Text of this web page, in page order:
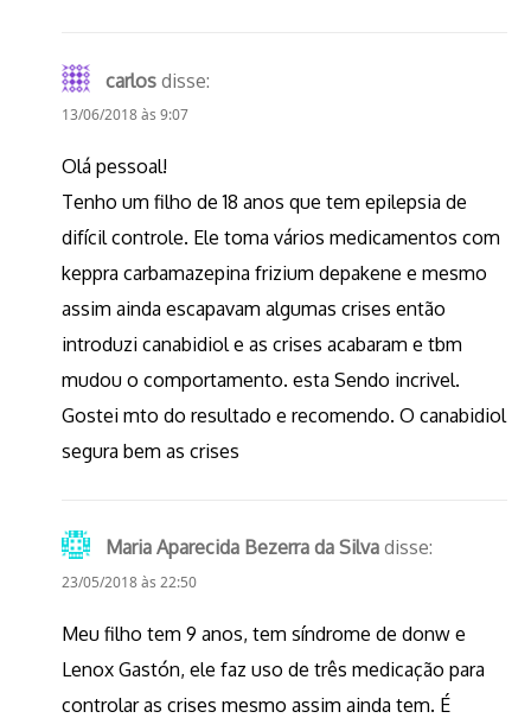
carlos disse:
13/06/2018 às 9:07
Olá pessoal!
Tenho um filho de 18 anos que tem epilepsia de
difícil controle. Ele toma vários medicamentos com
keppra carbamazepina frizium depakene e mesmo
assim ainda escapavam algumas crises então
introduzi canabidiol e as crises acabaram e tbm
mudou o comportamento. esta Sendo incrivel.
Gostei mto do resultado e recomendo. O canabidiol
segura bem as crises
Maria Aparecida Bezerra da Silva disse:
23/05/2018 às 22:50
Meu filho tem 9 anos, tem síndrome de donw e
Lenox Gastón, ele faz uso de três medicação para
controlar as crises mesmo assim ainda tem. É